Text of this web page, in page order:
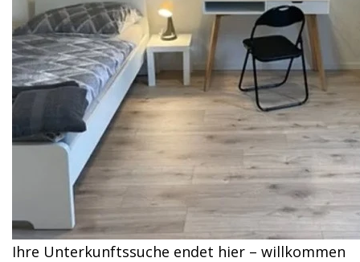
Ihre Unterkunftssuche endet hier – willkommen